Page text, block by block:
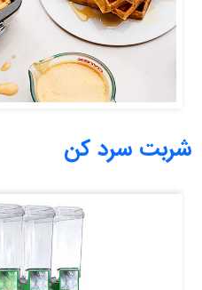
شربت سرد کن